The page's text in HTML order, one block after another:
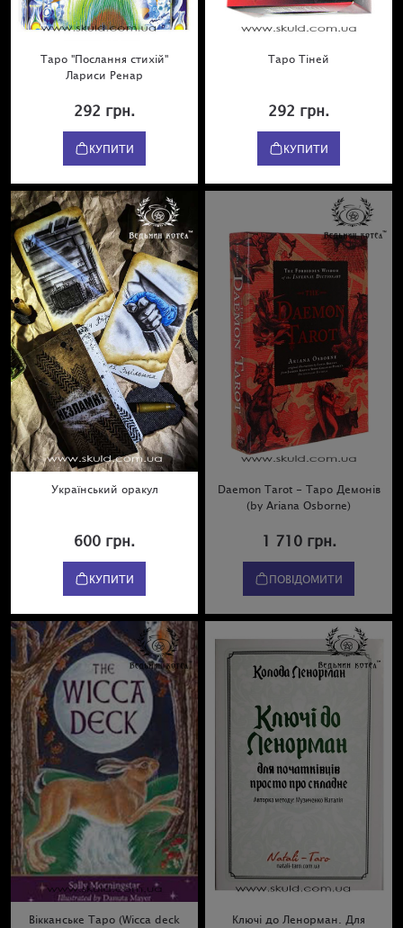
Таро "Послання стихій"
Лариси Ренар
292 грн.
КУПИТИ
Таро Тіней
292 грн.
КУПИТИ
Український оракул
600 грн.
КУПИТИ
Daemon Tarot - Таро Демонів
(by Ariana Osborne)
1 710 грн.
ПОВІДОМИТИ
Вікканське Таро (Wicca deck Ключі до Ленорман. Для